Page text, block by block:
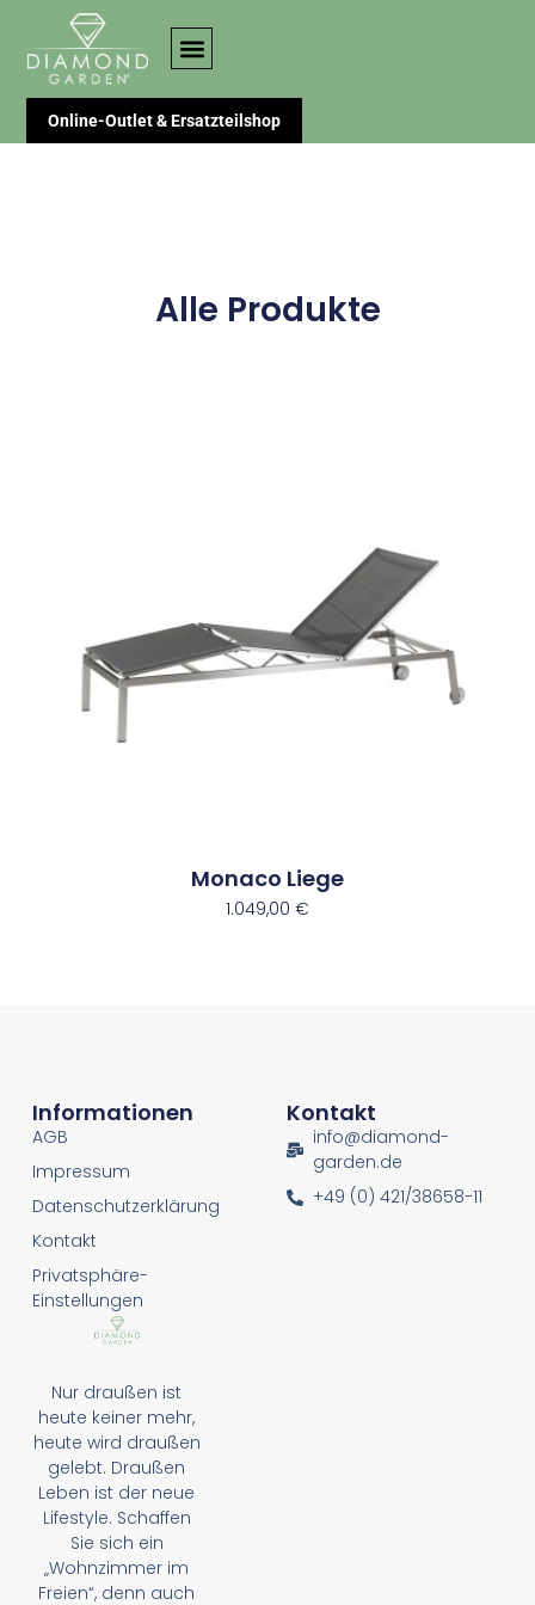
Online-Outlet & Ersatzteilshop
Alle Produkte
Monaco Liege
1.049,00 €
Nur draußen ist
heute keiner mehr,
heute wird draußen
gelebt. Draußen
Leben ist der neue
Lifestyle. Schaffen
Sie sich ein
„Wohnzimmer im
Freien“, denn auch
Informationen
AGB
Impressum
Datenschutzerklärung
Kontakt
Privatsphäre-
Einstellungen
Kontakt
info@diamond-
garden.de
+49 (0) 421/38658-11